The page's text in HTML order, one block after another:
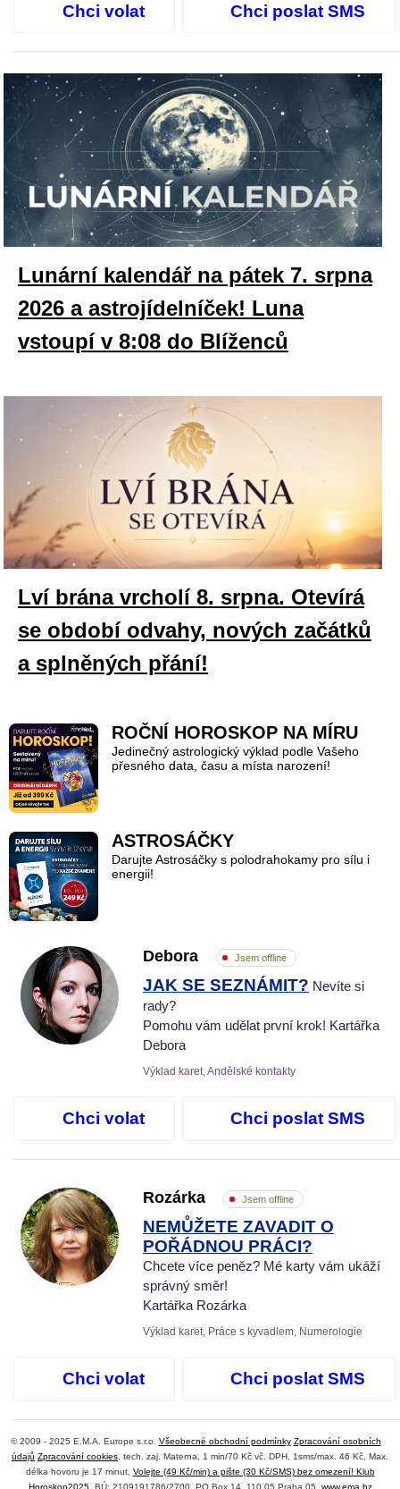
Chci volat Chci poslat SMS
Lunární kalendář na pátek 7. srpna
2026 a astrojídelníček! Luna
vstoupí v 8:08 do Blíženců
Lví brána vrcholí 8. srpna. Otevírá
se období odvahy, nových začátků
a splněných přání!
ROČNÍ HOROSKOP NA MÍRU
Jedinečný astrologický výklad podle Vašeho
přesného data, času a místa narození!
ASTROSÁČKY
Darujte Astrosáčky s polodrahokamy pro sílu i
energii!
Debora Jsem offline
JAK SE SEZNÁMIT? Nevíte si
rady?
Pomohu vám udělat první krok! Kartářka
Debora
Výklad karet, Andělské kontakty
Chci volat Chci poslat SMS
Rozárka Jsem offline
NEMŮŽETE ZAVADIT O
POŘÁDNOU PRÁCI?
Chcete více peněz? Mé karty vám ukáží
správný směr!
Kartářka Rozárka
Výklad karet, Práce s kyvadlem, Numerologie
Chci volat Chci poslat SMS
© 2009 - 2025 E.M.A. Europe s.r.o. Všeobecné obchodní podmínky Zpracování osobních
údajů Zpracování cookies , tech. zaj. Materna, 1 min/70 Kč vč. DPH, 1sms/max. 46 Kč, Max.
délka hovoru je 17 minut, Volejte (49 Kč/min) a pište (30 Kč/SMS) bez omezení! Klub
Horoskop2025, BÚ: 2109191786/2700, PO Box 14, 110 05 Praha 05, www.ema.bz